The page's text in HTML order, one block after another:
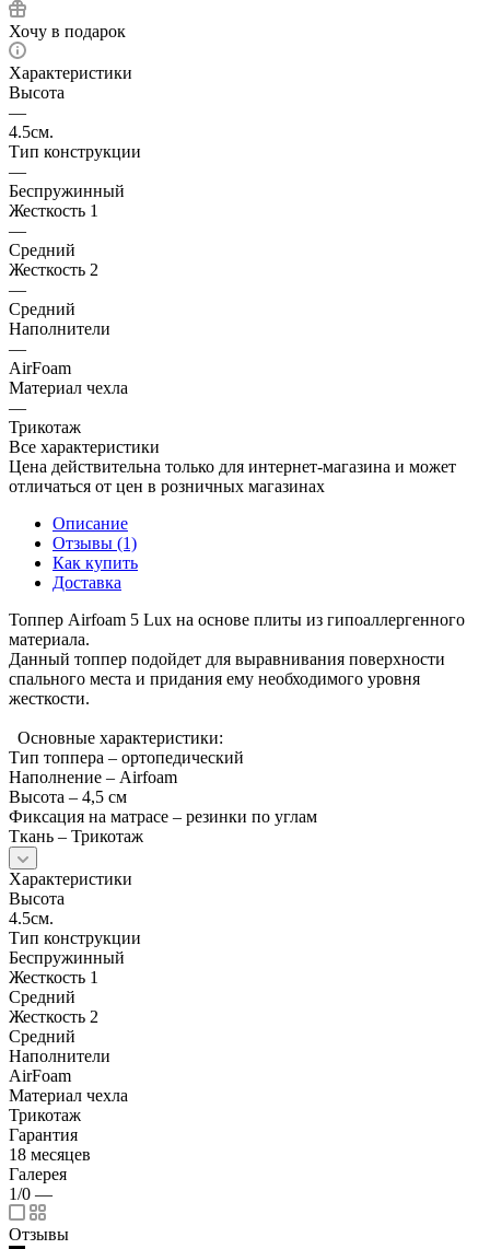
Хочу в подарок
Характеристики
Высота
—
4.5см.
Тип конструкции
—
Беспружинный
Жесткость 1
—
Средний
Жесткость 2
—
Средний
Наполнители
—
AirFoam
Материал чехла
—
Трикотаж
Все характеристики
Цена действительна только для интернет-магазина и может
отличаться от цен в розничных магазинах
Описание
Отзывы (1)
Как купить
Доставка
Топпер Airfoam 5 Lux на основе плиты из гипоаллергенного
материала.
Данный топпер подойдет для выравнивания поверхности
спального места и придания ему необходимого уровня
жесткости.
Основные характеристики:
Тип топпера – ортопедический
Наполнение – Airfoam
Высота – 4,5 см
Фиксация на матрасе – резинки по углам
Ткань – Трикотаж
Характеристики
Высота
4.5см.
Тип конструкции
Беспружинный
Жесткость 1
Средний
Жесткость 2
Средний
Наполнители
AirFoam
Материал чехла
Трикотаж
Гарантия
18 месяцев
Галерея
1/0 —
Отзывы